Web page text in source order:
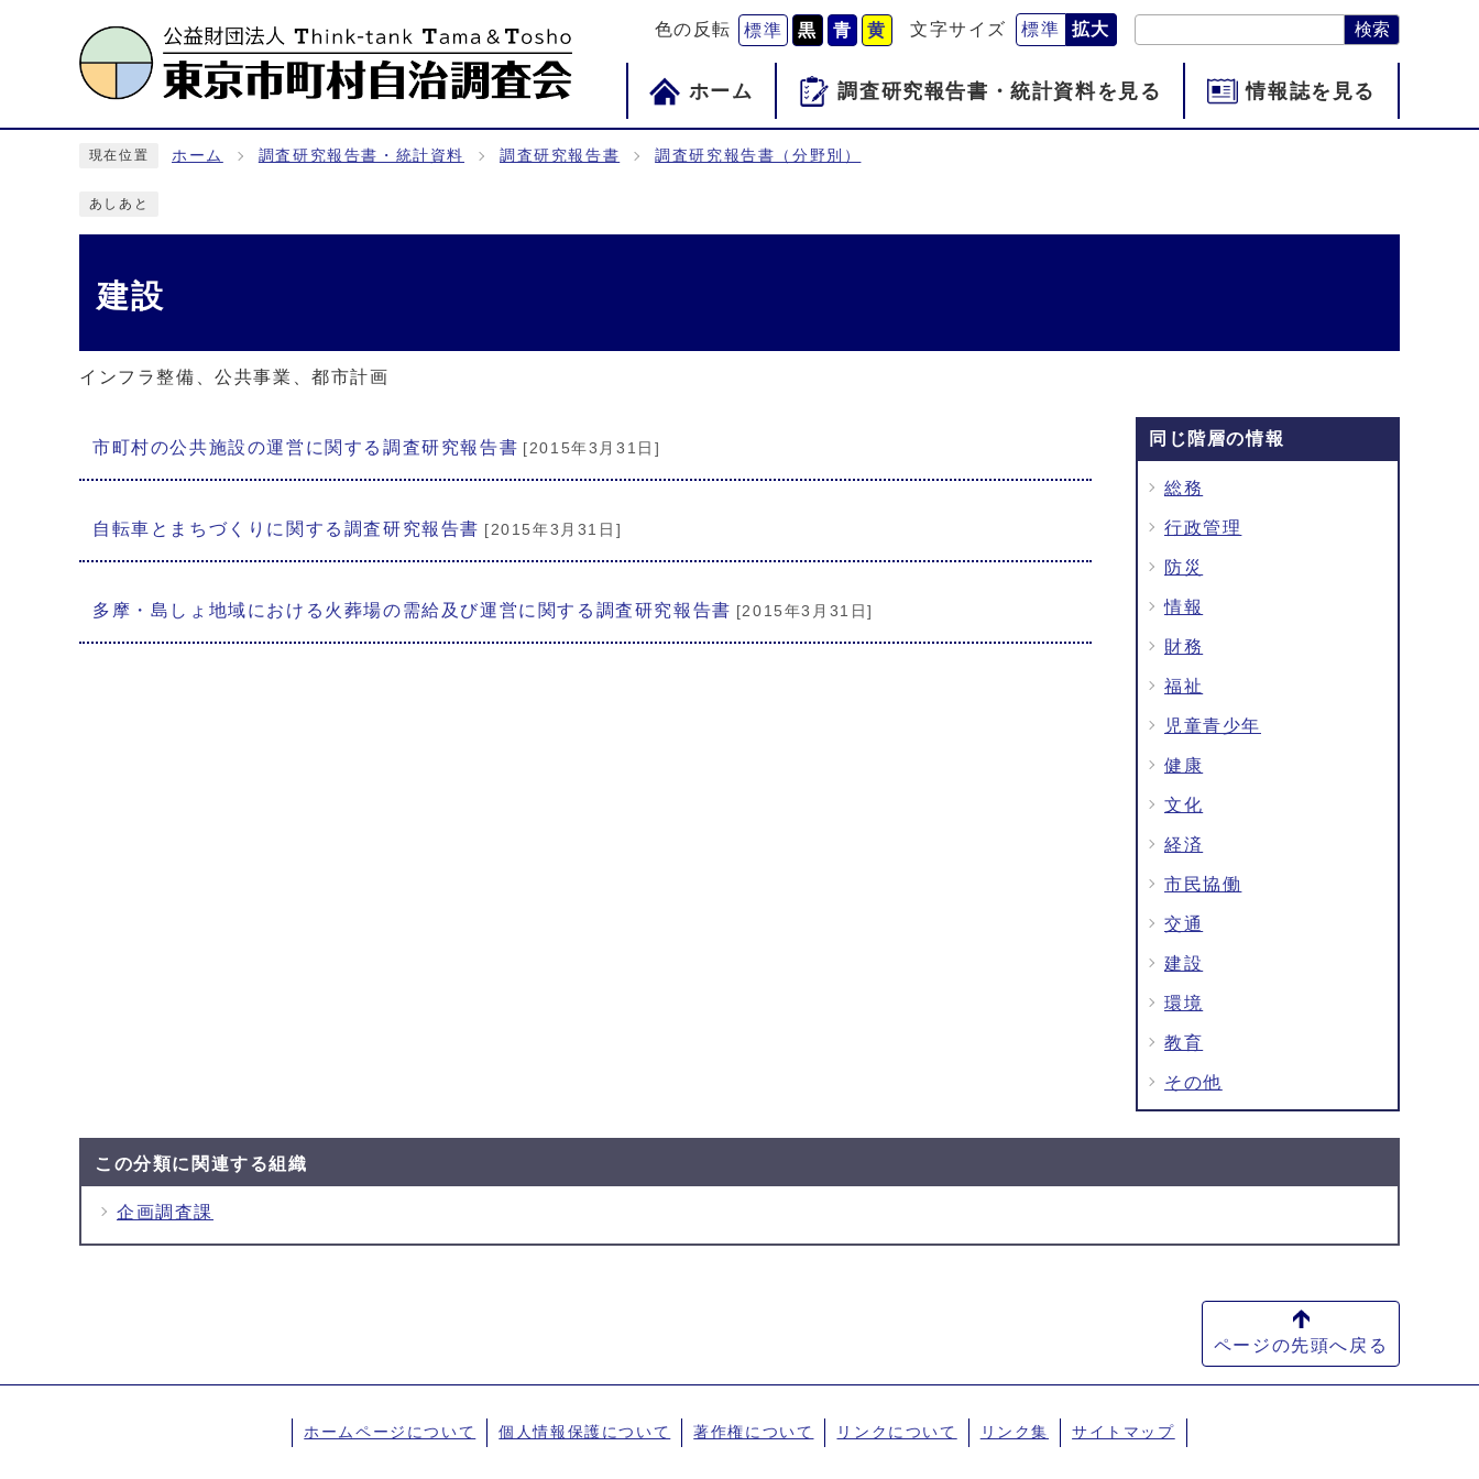
色の反転 標準 黒 青 黄 文字サイズ 標準 拡大 検索
ホーム 調査研究報告書・統計資料を見る 情報誌を見る
現在位置 ホーム 調査研究報告書・統計資料 調査研究報告書 調査研究報告書（分野別）
あしあと
建設
インフラ整備、公共事業、都市計画
メインメニュー
市町村の公共施設の運営に関する調査研究報告書 [2015年3月31日]
自転車とまちづくりに関する調査研究報告書 [2015年3月31日]
多摩・島しょ地域における火葬場の需給及び運営に関する調査研究報告書 [2015年3月31日]
同じ階層の情報
総務
行政管理
防災
情報
財務
福祉
児童青少年
健康
文化
経済
市民協働
交通
建設
環境
教育
その他
この分類に関連する組織
企画調査課
ページの先頭へ戻る
ホームページについて 個人情報保護について 著作権について リンクについて リンク集 サイトマップ